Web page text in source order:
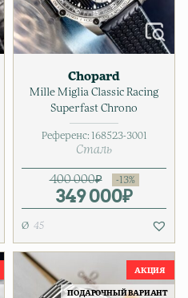
цена
875 000₽.
Chopard
Mille Miglia Classic Racing
Superfast Chrono
Референс: 168523-3001
Сталь
400 000₽
349 000₽
Текущая
45
ПОДАРОЧНЫЙ ВАРИАНТ